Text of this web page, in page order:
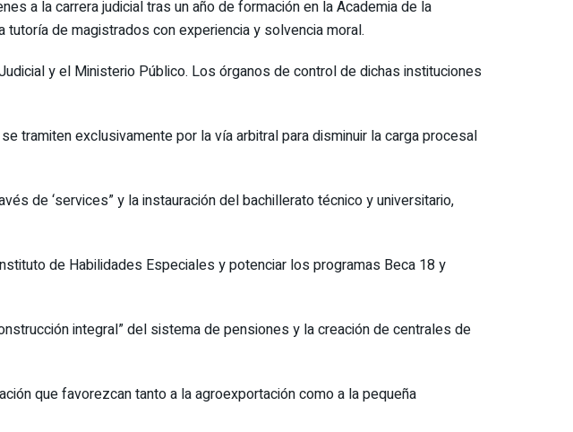
a la carrera judicial tras un año de formación en la Academia de la
de magistrados con experiencia y solvencia moral.
y el Ministerio Público. Los órganos de control de dichas instituciones
tramiten exclusivamente por la vía arbitral para disminuir la carga procesal
de ‘services” y la instauración del bachillerato técnico y universitario,
de Habilidades Especiales y potenciar los programas Beca 18 y
integral” del sistema de pensiones y la creación de centrales de
que favorezcan tanto a la agroexportación como a la pequeña